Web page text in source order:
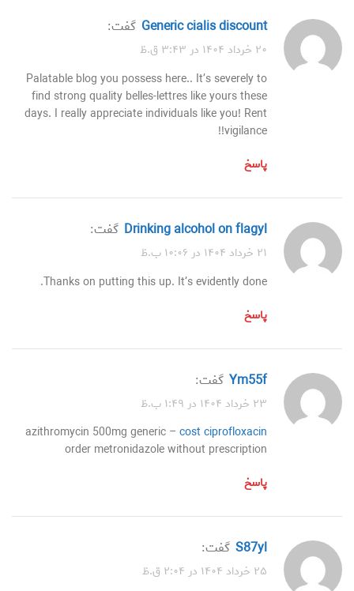
generic cialis discount گفت:
۲۰ خرداد ۱۴۰۴ در ۳:۴۳ ق.ظ
Palatable blog you possess here.. It’s severely to
find strong quality belles-lettres like yours these
days. I really appreciate individuals like you! Rent
vigilance!!
پاسخ
drinking alcohol on flagyl گفت:
۲۱ خرداد ۱۴۰۴ در ۱۰:۰۶ ب.ظ
Thanks on putting this up. It’s evidently done.
پاسخ
ym55f گفت:
۲۳ خرداد ۱۴۰۴ در ۱:۴۹ ب.ظ
azithromycin 500mg generic – cost ciprofloxacin
order metronidazole without prescription
پاسخ
s87yl گفت:
۲۵ خرداد ۱۴۰۴ در ۲:۰۴ ق.ظ